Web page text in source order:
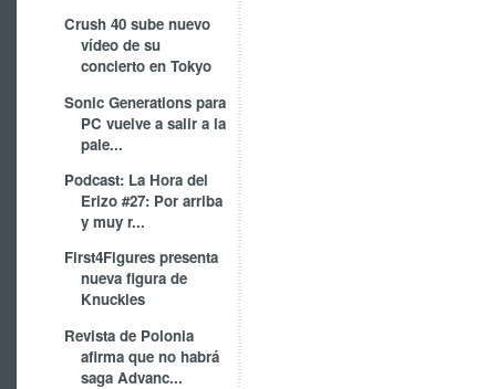
Crush 40 sube nuevo
vídeo de su
concierto en Tokyo
Sonic Generations para
PC vuelve a salir a la
pale...
Podcast: La Hora del
Erizo #27: Por arriba
y muy r...
First4Figures presenta
nueva figura de
Knuckles
Revista de Polonia
afirma que no habrá
saga Advanc...